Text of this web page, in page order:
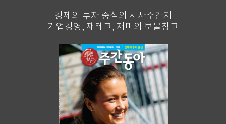
경제와 투자 중심의 시사주간지
기업경영, 재테크, 재미의 보물창고